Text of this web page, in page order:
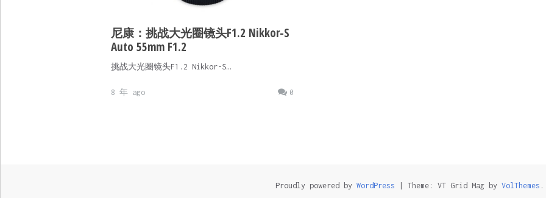
尼康：挑战大光圈镜头F1.2 Nikkor-S
Auto 55mm F1.2
挑战大光圈镜头F1.2 Nikkor-S…
0
8 年 ago
Proudly powered by WordPress Theme: VT Grid Mag by VolThemes .